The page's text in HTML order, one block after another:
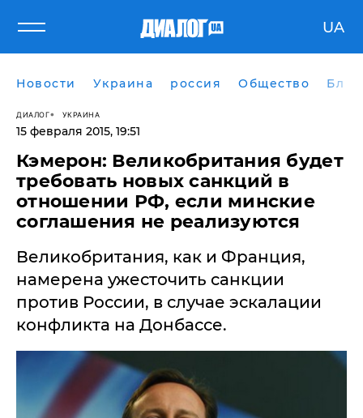
UA
Новости Украина россия Общество
ДИАЛОГ УКРАИНА
15 февраля 2015, 19:51
Кэмерон: Великобритания будет
требовать новых санкций в
отношении РФ, если минские
соглашения не реализуются
Великобритания, как и Франция,
намерена ужесточить санкции
против России, в случае эскалации
конфликта на Донбассе.